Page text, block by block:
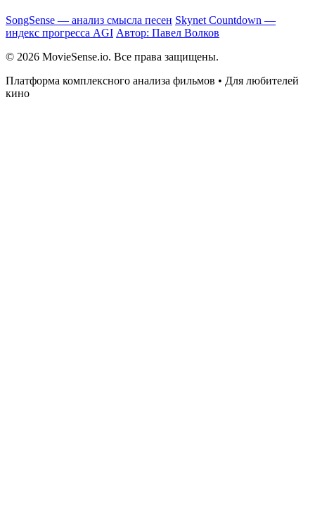
SongSense — анализ смысла песен Skynet Countdown —
индекс прогресса AGI Автор: Павел Волков
© 2026 MovieSense.io. Все права защищены.
Платформа комплексного анализа фильмов • Для любителей
кино